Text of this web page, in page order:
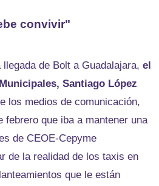
convivir"
de Bolt a Guadalajara, el
Santiago López
los medios de comunicación,
febrero que iba a mantener una
de CEOE-Cepyme
de la realidad de los taxis en
que le están